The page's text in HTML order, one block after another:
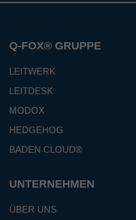
Q-FOX® GRUPPE
LEITWERK
LEITDESK
MODOX
HEDGEHOG
BADEN CLOUD®
UNTERNEHMEN
ÜBER UNS